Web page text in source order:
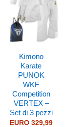
Kimono
Karate
PUNOK
WKF
Competition
VERTEX –
Set di 3 pezzi
EURO329,99